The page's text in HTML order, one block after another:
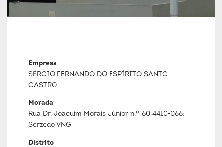
Empresa
SÉRGIO FERNANDO DO ESPÍRITO SANTO
CASTRO
Morada
Rua Dr. Joaquim Morais Júnior n.º 60 4410-066;
Serzedo VNG
Distrito